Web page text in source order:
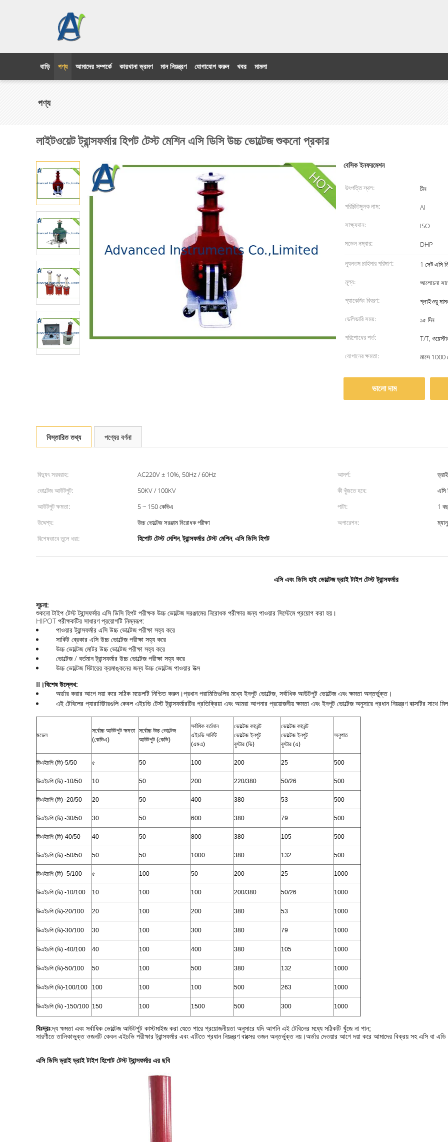
বাড়ি পণ্য আমাদের সম্পর্কে কারখানা ভ্রমণ মান নিয়ন্ত্রণ যোগাযোগ করুন খবর মামলা
পণ্য
লাইটওয়েট ট্রান্সফর্মার হিপট টেস্ট মেশিন এসি ডিসি উচ্চ ভোল্টেজ শুকনো প্রকার
বেসিক ইনফরমেশন
উৎপত্তি স্থল:
চীন
পরিচিতিমুলক নাম:
AI
সাক্ষ্যদান:
ISO
মডেল নম্বার:
DHP
ন্যূনতম চাহিদার পরিমাণ:
1 সেট এসি
মূল্য:
আলোচনা
প্যাকেজিং বিবরণ:
প্লাইওয়ু
ডেলিভারি সময়:
১৫ দিন
পরিশোধের শর্ত:
T/T,
যোগানের ক্ষমতা:
মাসে 1000
ভালো দাম
বিস্তারিত তথ্য পণ্যের বর্ণনা
বিদ্যুৎ সরবরাহ: AC220V ± 10%, 50Hz / 60Hz আদর্শ:
ভোল্টেজ আউটপুট:
50KV / 100KV কী খুঁজতে হবে:
এসি
আউটপুট ক্ষমতা:
5 ~ 150 কেভিএ পাটা:
1
উদ্দেশ্য:
উচ্চ ভোল্টেজ সরঞ্জাম নিরোধক পরীক্ষা অপারেশন:
বিশেষভাবে তুলে ধরা:
হিপোট টেস্ট মেশিন,ট্রান্সফর্মার টেস্ট মেশিন, এসি ডিসি হিপট
এসি এবং ডিসি হাই ভোল্টেজ ড্রাই টাইপ টেস্ট ট্রান্সফর্মার
সূচনা:
শুকনো টাইপ টেস্ট ট্রান্সফর্মার এসি ডিসি হিপট পরীক্ষক উচ্চ ভোল্টেজ সরঞ্জামের নিরোধক পরীক্ষার জন্য পাওয়ার সিস্টেমে প্রয়োগ করা হয়।
HIPOT পরীক্ষকটির সাধারণ প্রয়োগটি নিম্নরূপ:
পাওয়ার ট্রান্সফর্মার এসি উচ্চ ভোল্টেজ পরীক্ষা সহ্য করে
সার্কিট ব্রেকার এসি উচ্চ ভোল্টেজ পরীক্ষা সহ্য করে
উচ্চ ভোল্টেজ মোটর উচ্চ ভোল্টেজ পরীক্ষা সহ্য করে
ভোল্টেজ / বর্তমান ট্রান্সফর্মার উচ্চ ভোল্টেজ পরীক্ষা সহ্য করে
উচ্চ ভোল্টেজ মিটারের ক্রমাঙ্কনের জন্য উচ্চ ভোল্টেজ পাওয়ার উত্স
II।বিশেষ উল্লেখ:
অর্ডার করার আগে দয়া করে সঠিক মডেলটি নিশ্চিত করুন।প্রধান পরামিতিগুলির মধ্যে ইনপুট ভোল্টেজ, সর্বাধিক আউটপুট ভোল্টেজ এবং ক্ষমতা অন্তর্ভুক্ত।
এই টেবিলের প্যারামিটারগুলি কেবল এইচভি টেস্ট ট্রান্সফর্মারটির প্রতিক্রিয়া এবং আমরা আপনার প্রয়োজনীয় ক্ষমতা এবং ইনপুট ভোল্টেজ অনুসারে প্রধান নিয়ন্ত্রণ বাক্সটির সাথে
মডেল
সর্বোচ্চ আউটপুট ক্ষমতা
(কেভিএ)
সর্বোচ্চ উচ্চ ভোল্টেজ
আউটপুট (কেভি)
সর্বাধিক বর্তমান
এইচভি সার্কিট
(এমএ)
ভোল্টেজ কারেন্ট
ভোল্টেজ ইনপুট
বুস্টার (ভি)
ভোল্টেজ কারেন্ট
ভোল্টেজ ইনপুট
বুস্টার (এ)
অনুপাত
ডিএইচপি (ডি)-5/50 ৫ 50 100 200 25 500
ডিএইচপি (ডি) -10/50 10 50 200 220/380 50/26 500
ডিএইচপি (ডি) -20/50 20 50 400 380 53 500
ডিএইচপি (ডি) -30/50 30 50 600 380 79 500
ডিএইচপি (ডি)-40/50 40 50 800 380 105 500
ডিএইচপি (ডি) -50/50 50 50 1000 380 132 500
ডিএইচপি (ডি) -5/100 ৫ 100 50 200 25 1000
ডিএইচপি (ডি) -10/100 10 100 100 200/380 50/26 1000
ডিএইচপি (ডি)-20/100 20 100 200 380 53 1000
ডিএইচপি (ডি)-30/100 30 100 300 380 79 1000
ডিএইচপি (ডি) -40/100 40 100 400 380 105 1000
ডিএইচপি (ডি)-50/100 50 100 500 380 132 1000
ডিএইচপি (ডি)-100/100 100 100 100 500 263 1000
ডিএইচপি (ডি) -150/100 150 100 1500 500 300 1000
বিঃদ্রঃ:দ্যক্ষমতা এবং সর্বাধিক ভোল্টেজ আউটপুট কাস্টমাইজ করা যেতে পারে প্রয়োজনীয়তা অনুসারে যদি আপনি এই টেবিলের মধ্যে সঠিকটি খুঁজে না পান;
সারণীতে তালিকাভুক্ত ওজনটি কেবল এইচভি পরীক্ষার ট্রান্সফর্মার এবং এটিতে প্রধান নিয়ন্ত্রণ বাক্সের ওজন অন্তর্ভুক্ত নয়।অর্ডার দেওয়ার আগে দয়া করে আমাদের বিক্রয় সহ এসি বা
এসি ডিসি ড্রাই ড্রাই টাইপ হিপোট টেস্ট ট্রান্সফর্মার এর ছবি